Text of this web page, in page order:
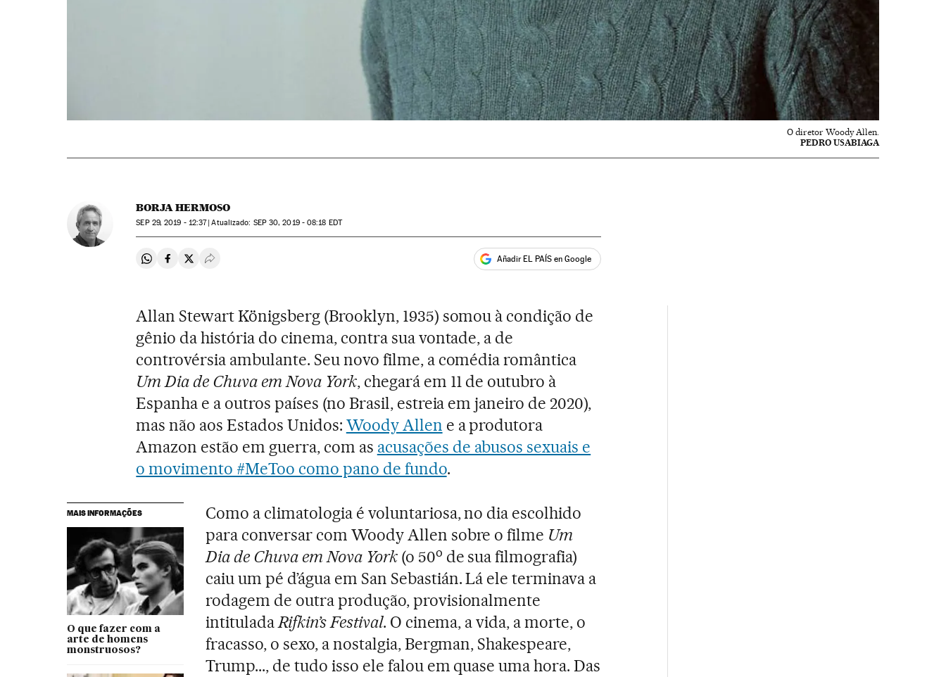
O diretor Woody Allen.
PEDRO USABIAGA
BORJA HERMOSO
SEP29, 2019 - 12:37 atualizado: SEP30, 2019 - 08:18 EDT
Compartir en Whatsapp
Compartir en Facebook
Compartir en Twitter
Desplegar Redes Sociales Añadir EL PAÍS en Google
Allan Stewart Königsberg (Brooklyn, 1935) somou à condição de
gênio da história do cinema, contra sua vontade, a de
controvérsia ambulante. Seu novo filme, a comédia romântica
Um Dia de Chuva em Nova York, chegará em 11 de outubro à
Espanha e a outros países (no Brasil, estreia em janeiro de 2020),
mas não aos Estados Unidos: Woody Allen e a produtora
Amazon estão em guerra, com as acusações de abusos sexuais e
o movimento #MeToo como pano de fundo.
MAIS INFORMAÇÕES
O que fazer com a
arte de homens
monstruosos?
Como a climatologia é voluntariosa, no dia escolhido
para conversar com Woody Allen sobre o filme Um
Dia de Chuva em Nova York(o 50o de sua filmografia)
caiu um pé d’água em San Sebastián. Lá ele terminava a
rodagem de outra produção, provisionalmente
intituladaRifkin’s Festival. O cinema, a vida, a morte, o
fracasso, o sexo, a nostalgia, Bergman, Shakespeare,
Trump..., de tudo isso ele falou em quase uma hora. Das